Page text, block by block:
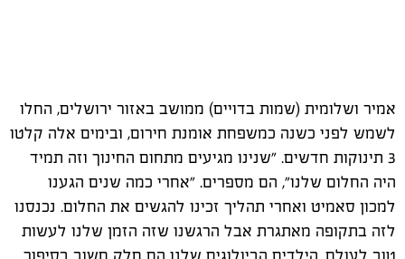
אמיר ושלומית (שמות בדויים) ממושב באזור ירושלים, החלו
לשמש לפני כשנה כמשפחת אומנת חירום, ובימים אלה קלטו
3 תינוקות חדשים. "שנינו מגיעים מתחום החינוך וזה תמיד
היה החלום שלנו", הם מספרים. "אחרי כמה שנים הגענו
למכון סאמיט ואחרי תהליך זכינו להגשים את החלום. נכנסנו
לזה בתקופה מאתגרת אבל הרגשנו שזה הזמן שלנו לעשות